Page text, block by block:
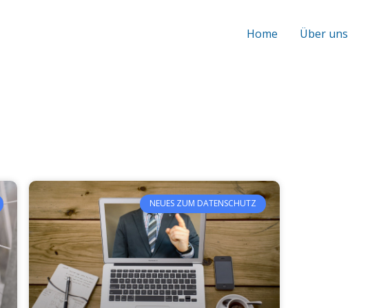
Home Über uns
NEUES ZUM DATENSCHUTZ